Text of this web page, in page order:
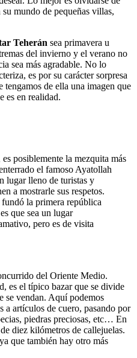
su mundo de pequeñas villas,
Teherán sea primavera u
del invierno y el verano no
sea más agradable. No lo
es por su carácter sorpresa
de ella una imagen que
es en realidad.
posiblemente la mezquita más
el famoso Ayatollah
lugar lleno de turistas y
a mostrarle sus respetos.
la primera república
que sea un lugar
pero es de visita
del Oriente Medio.
es el típico bazar que se divide
se vendan. Aquí podemos
a artículos de cuero, pasando por
piedras preciosas, etc… En
diez kilómetros de callejuelas.
que también hay otro más